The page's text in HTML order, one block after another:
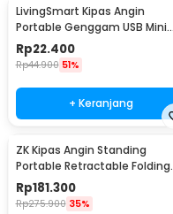
LivingSmart Kipas Angin
Portable Genggam USB Mini
Cooling Fan 1200mAh - SS-2
Rp22.400
Rp44.900 51%
+ Keranjang
ZK Kipas Angin Standing
Portable Retractable Folding
Fan 7200mAh - ZK-20321
Rp181.300
Rp275.900 35%